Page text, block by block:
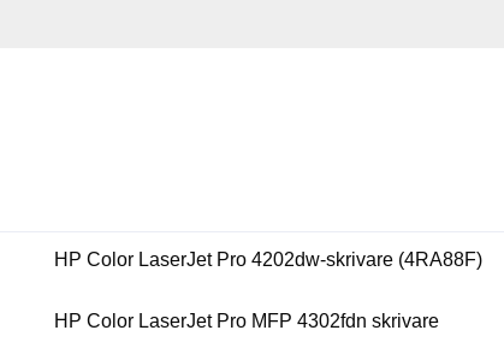
HP Color LaserJet Pro 4202dw-skrivare (4RA88F)
HP Color LaserJet Pro MFP 4302fdn skrivare